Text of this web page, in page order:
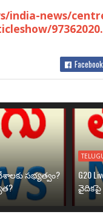
india-news/
Facebook
సభ్యత్వం?
G20
వైదికపై